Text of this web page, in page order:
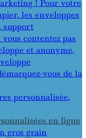
! Pour votre
les enveloppes
support
contentez pas
et anonyme,
vous de la
personnalisée,
en ligne
gros grain